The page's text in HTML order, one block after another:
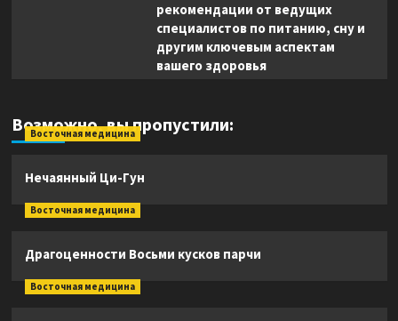
рекомендации от ведущих
специалистов по питанию, сну и
другим ключевым аспектам
вашего здоровья
Возможно, вы пропустили:
Восточная медицина
Нечаянный Ци-Гун
Восточная медицина
Драгоценности Восьми кусков парчи
Восточная медицина